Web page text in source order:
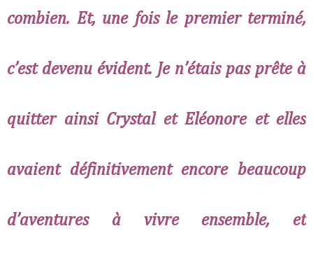
combien. Et, une fois le premier terminé,
c’est devenu évident. Je n’étais pas prête à
quitter ainsi Crystal et Eléonore et elles
avaient définitivement encore beaucoup
d’aventures à vivre ensemble, et